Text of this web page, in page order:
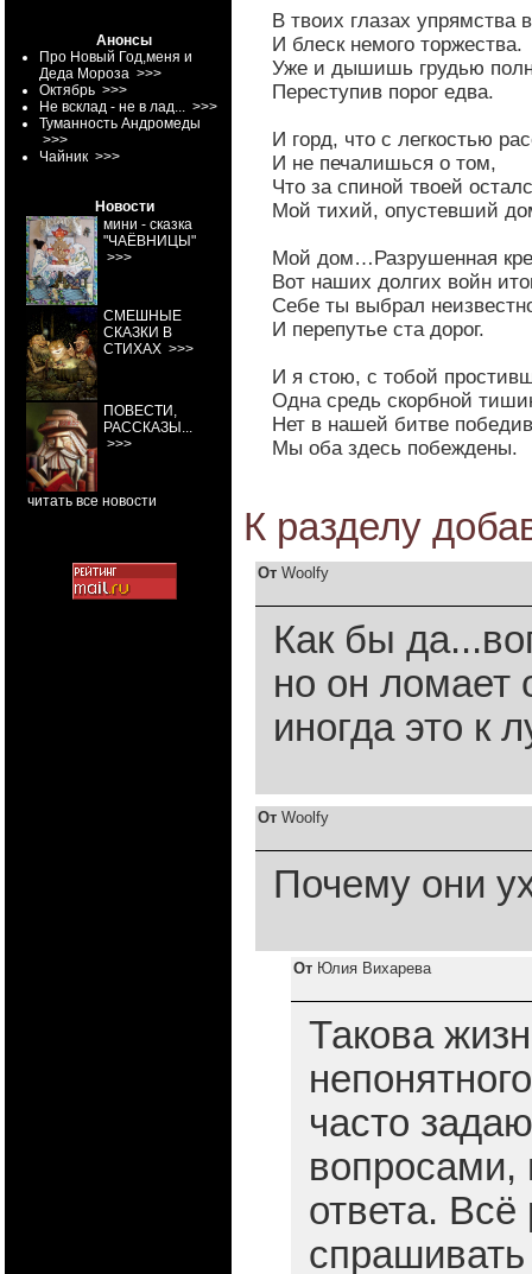
Анонсы
Про Новый Год,меня и
Деда Мороза >>>
Октябрь >>>
Не всклад - не в лад... >>>
Туманность Андромеды
>>>
Чайник >>>
Новости
мини - сказка
"ЧАЁВНИЦЫ"
>>>
СМЕШНЫЕ
СКАЗКИ В
СТИХАХ >>>
ПОВЕСТИ,
РАССКАЗЫ...
>>>
читать все новости
В твоих глазах упрямства
И блеск немого торжества.
Уже и дышишь грудью
Переступив порог едва.
И горд, что с легкостью
И не печалишься о том,
Что за спиной твоей
Мой тихий, опустевший
Мой дом…Разрушенная
Вот наших долгих войн
Себе ты выбрал
И перепутье ста дорог.
И я стою, с тобой
Одна средь скорбной
Нет в нашей битве
Мы оба здесь побеждены.
К разделу
От Woolfy
Как бы
но он ломает
иногда это к
От Woolfy
Почему они
От Юлия Вихарева
Такова
часто
вопросами,
ответа. Всё